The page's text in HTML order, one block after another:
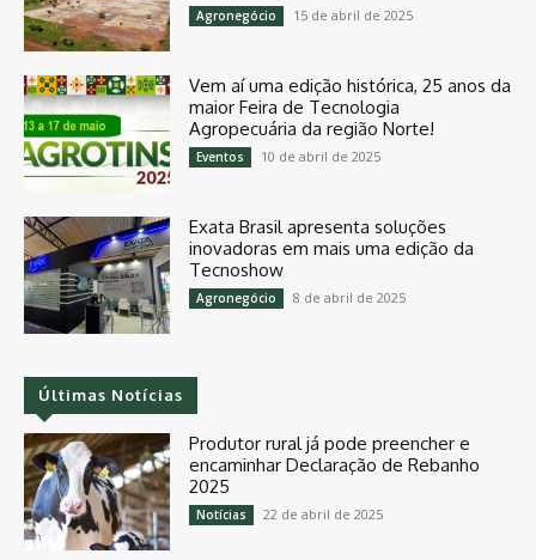
Agronegócio 15 de abril de 2025
Vem aí uma edição histórica, 25 anos da
maior Feira de Tecnologia
Agropecuária da região Norte!
Eventos 10 de abril de 2025
Exata Brasil apresenta soluções
inovadoras em mais uma edição da
Tecnoshow
Agronegócio 8 de abril de 2025
Últimas Notícias
Produtor rural já pode preencher e
encaminhar Declaração de Rebanho
2025
Notícias 22 de abril de 2025